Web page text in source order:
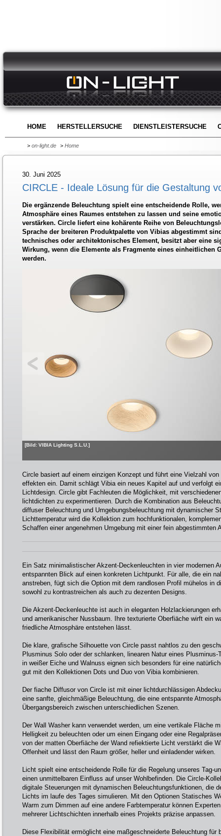
HOME HERSTELLERSUCHE DIENSTLEISTERSUCHE
> on-light.de > Home
30. Juni 2025
CIRCLE - Ideale Lösung für die Gestaltung
Die ergänzende Beleuchtung spielt eine entscheidende Rolle,
Atmosphäre eines Raumes entstehen zu lassen und seine
verstärken. Circle liefert eine kohärente Reihe von
Sprache der breiteren Produktpalette von Vibias abgestimmt
technisches oder architektonisches Element, besitzt aber eine
Wirkung, wenn die Elemente als Fragmente eines einheitlichen
werden.
[Bild: VIBIA Lighting S.L.U.]
Circle basiert auf einem einzigen Konzept und führt eine Vielzahl
effekten ein. Damit schlägt Vibia ein neues Kapitel auf und verfolgt
Lichtdesign. Circle gibt Fachleuten die Möglichkeit, mit
lichtdichten zu experimentieren. Durch die Kombination aus
diffuser Beleuchtung und Umgebungsbeleuchtung mit dynamischer
Lichttemperatur wird die Kollektion zum hochfunktionalen,
Schaffen einer angenehmen Umgebung mit einer fein abgestimmten
Ein Satz minimalistischer Akzent-Deckenleuchten in vier modernen
entspannten Blick auf einen konkreten Lichtpunkt. Für alle, die ein
anstreben, fügt sich die Option mit dem randlosen Profil mühelos in
sowohl zu kontrastreichen als auch zu dezenten Designs.
Die Akzent-Deckenleuchte ist auch in eleganten Holzlackierungen
und amerikanischer Nussbaum. Ihre texturierte Oberfiäche wirft ein
friedliche Atmosphäre entstehen lässt.
Die klare, grafische Silhouette von Circle passt nahtlos zu den
Plusminus Solo oder der schlanken, linearen Natur eines Plusminus-
in weißer Eiche und Walnuss eignen sich besonders für eine
gut mit den Kollektionen Dots und Duo von Vibia kombinieren.
Der fiache Diffusor von Circle ist mit einer lichtdurchlässigen
eine sanfte, gleichmäßige Beleuchtung, die eine entspannte
Übergangsbereich zwischen unterschiedlichen Szenen.
Der Wall Washer kann verwendet werden, um eine vertikale Fläche
Helligkeit zu beleuchten oder um einen Eingang oder eine
von der matten Oberfiäche der Wand refiektierte Licht verstärkt die
Offenheit und lässt den Raum größer, heller und einladender wirken.
Licht spielt eine entscheidende Rolle für die Regelung unseres Tag-
einen unmittelbaren Einfluss auf unser Wohlbefinden. Die Circle-
digitale Steuerungen mit dynamischen Beleuchtungsfunktionen, die
Lichts im laufe des Tages simulieren. Mit den Optionen Statisches
Warm zum Dimmen auf eine andere Farbtemperatur können
mehrerer Lichtschichten innerhalb eines Projekts präzise anpassen.
Diese Flexibilität ermöglicht eine maßgeschneiderte Beleuchtung für